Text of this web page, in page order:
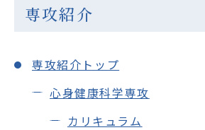
卒業生の方
大学院生・修了生の方
専攻紹介
専攻紹介トップ
心身健康科学専攻
カリキュラム